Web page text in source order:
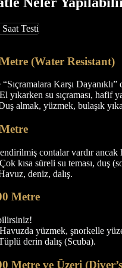
(Water Resistant)
Karşı Dayanıklı”
El yıkarken su sıçraması, hafif
almak, yüzmek, bulaşık
contalar vardır
Çok kısa süreli su teması, duş
deniz, dalış.
Metre
Havuzda yüzmek, şnorkelle
derin dalış (Scuba).
Metre ve Üzeri